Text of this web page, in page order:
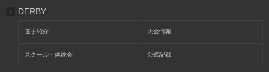
DERBY
選手紹介 大会情報
スクール・体験会 公式記録